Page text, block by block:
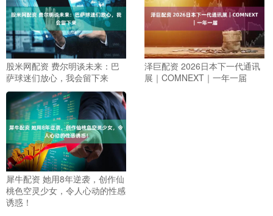
股米网配资 费尔明谈未来：巴
萨球迷们放心，我会留下来
泽巨配资 2026日本下一代通讯
展｜COMNEXT｜一年一届
犀牛配资 她用8年逆袭，创作仙
桃色空灵少女，令人心动的性感
诱惑！